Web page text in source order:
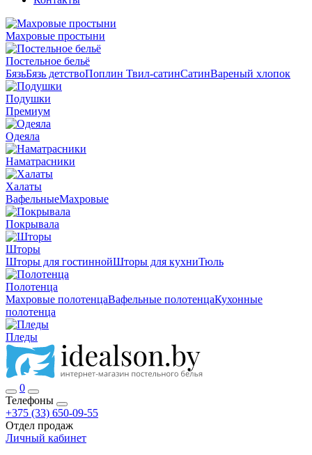
Махровые простыни
Постельное бельё
БязьБязь детствоПоплин Твил-сатинСатинВареный хлопок
Подушки
Премиум
Одеяла
Наматрасники
Халаты
ВафельныеМахровые
Покрывала
Шторы
Шторы для гостиннойШторы для кухниТюль
Полотенца
Махровые полотенцаВафельные полотенцаКухонные
полотенца
Пледы
0
Телефоны
+375 (33) 650-09-55
Отдел продаж
Личный кабинет